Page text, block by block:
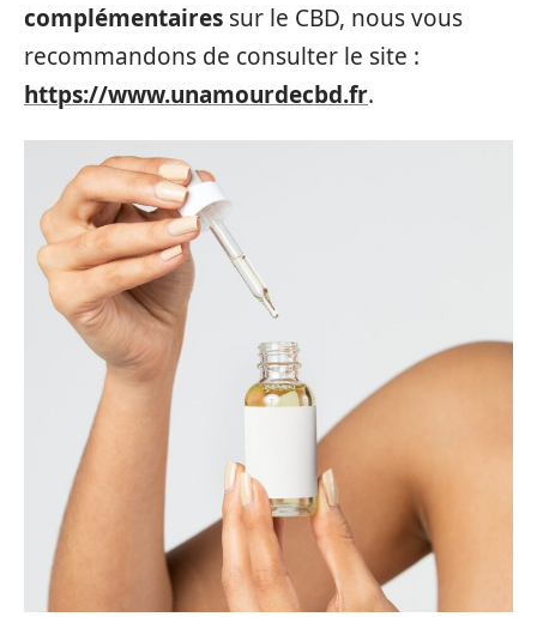
complémentaires sur le CBD, nous vous
recommandons de consulter le site :
https://www.unamourdecbd.fr.